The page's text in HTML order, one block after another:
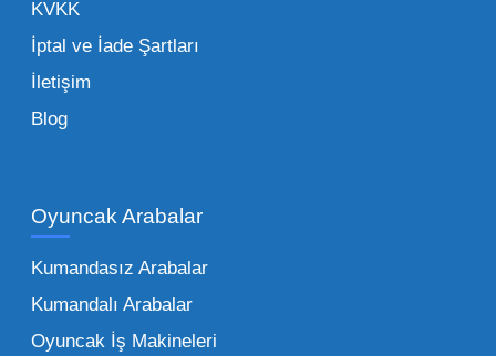
Toptan Oyuncak Çeşitleri Nelerdir?
kadar zengindir. Bir mağazanın veya eğitim
çeşitliliği ile doğru orantılıdır. İşte Mega
Oyuncak bünyesinde öne çıkan ve en çok
tercih edilen kategorilerimiz:
KVKK
İptal ve İade Şartları
İletişim
Blog
Oyuncak Arabalar
Kumandasız Arabalar
Kumandalı Arabalar
Oyuncak İş Makineleri